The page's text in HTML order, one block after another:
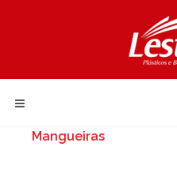
Mangueiras